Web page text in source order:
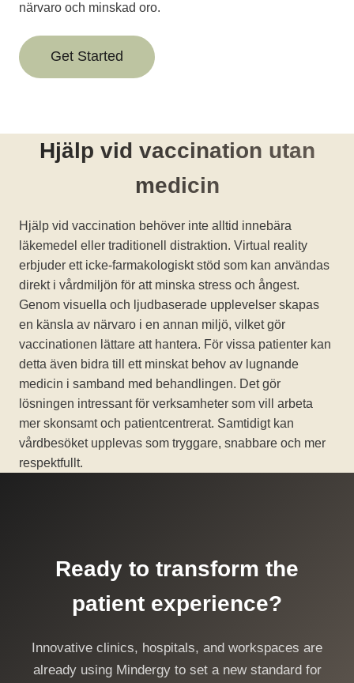
närvaro och minskad oro.
Get Started
Hjälp vid vaccination utan
medicin
Hjälp vid vaccination behöver inte alltid innebära
läkemedel eller traditionell distraktion. Virtual reality
erbjuder ett icke-farmakologiskt stöd som kan användas
direkt i vårdmiljön för att minska stress och ångest.
Genom visuella och ljudbaserade upplevelser skapas
en känsla av närvaro i en annan miljö, vilket gör
vaccinationen lättare att hantera. För vissa patienter kan
detta även bidra till ett minskat behov av lugnande
medicin i samband med behandlingen. Det gör
lösningen intressant för verksamheter som vill arbeta
mer skonsamt och patientcentrerat. Samtidigt kan
vårdbesöket upplevas som tryggare, snabbare och mer
respektfullt.
Ready to transform the
patient experience?
Innovative clinics, hospitals, and workspaces are
already using Mindergy to set a new standard for